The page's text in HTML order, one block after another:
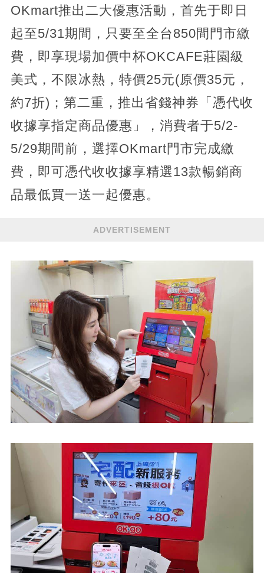
OKmart推出二大優惠活動，首先于即日
起至5/31期間，只要至全台850間門市繳
費，即享現場加價中杯OKCAFE莊園級
美式，不限冰熱，特價25元(原價35元，
約7折)；第二重，推出省錢神券「憑代收
收據享指定商品優惠」，消費者于5/2-
5/29期間前，選擇OKmart門市完成繳
費，即可憑代收收據享精選13款暢銷商
品最低買一送一起優惠。
ADVERTISEMENT